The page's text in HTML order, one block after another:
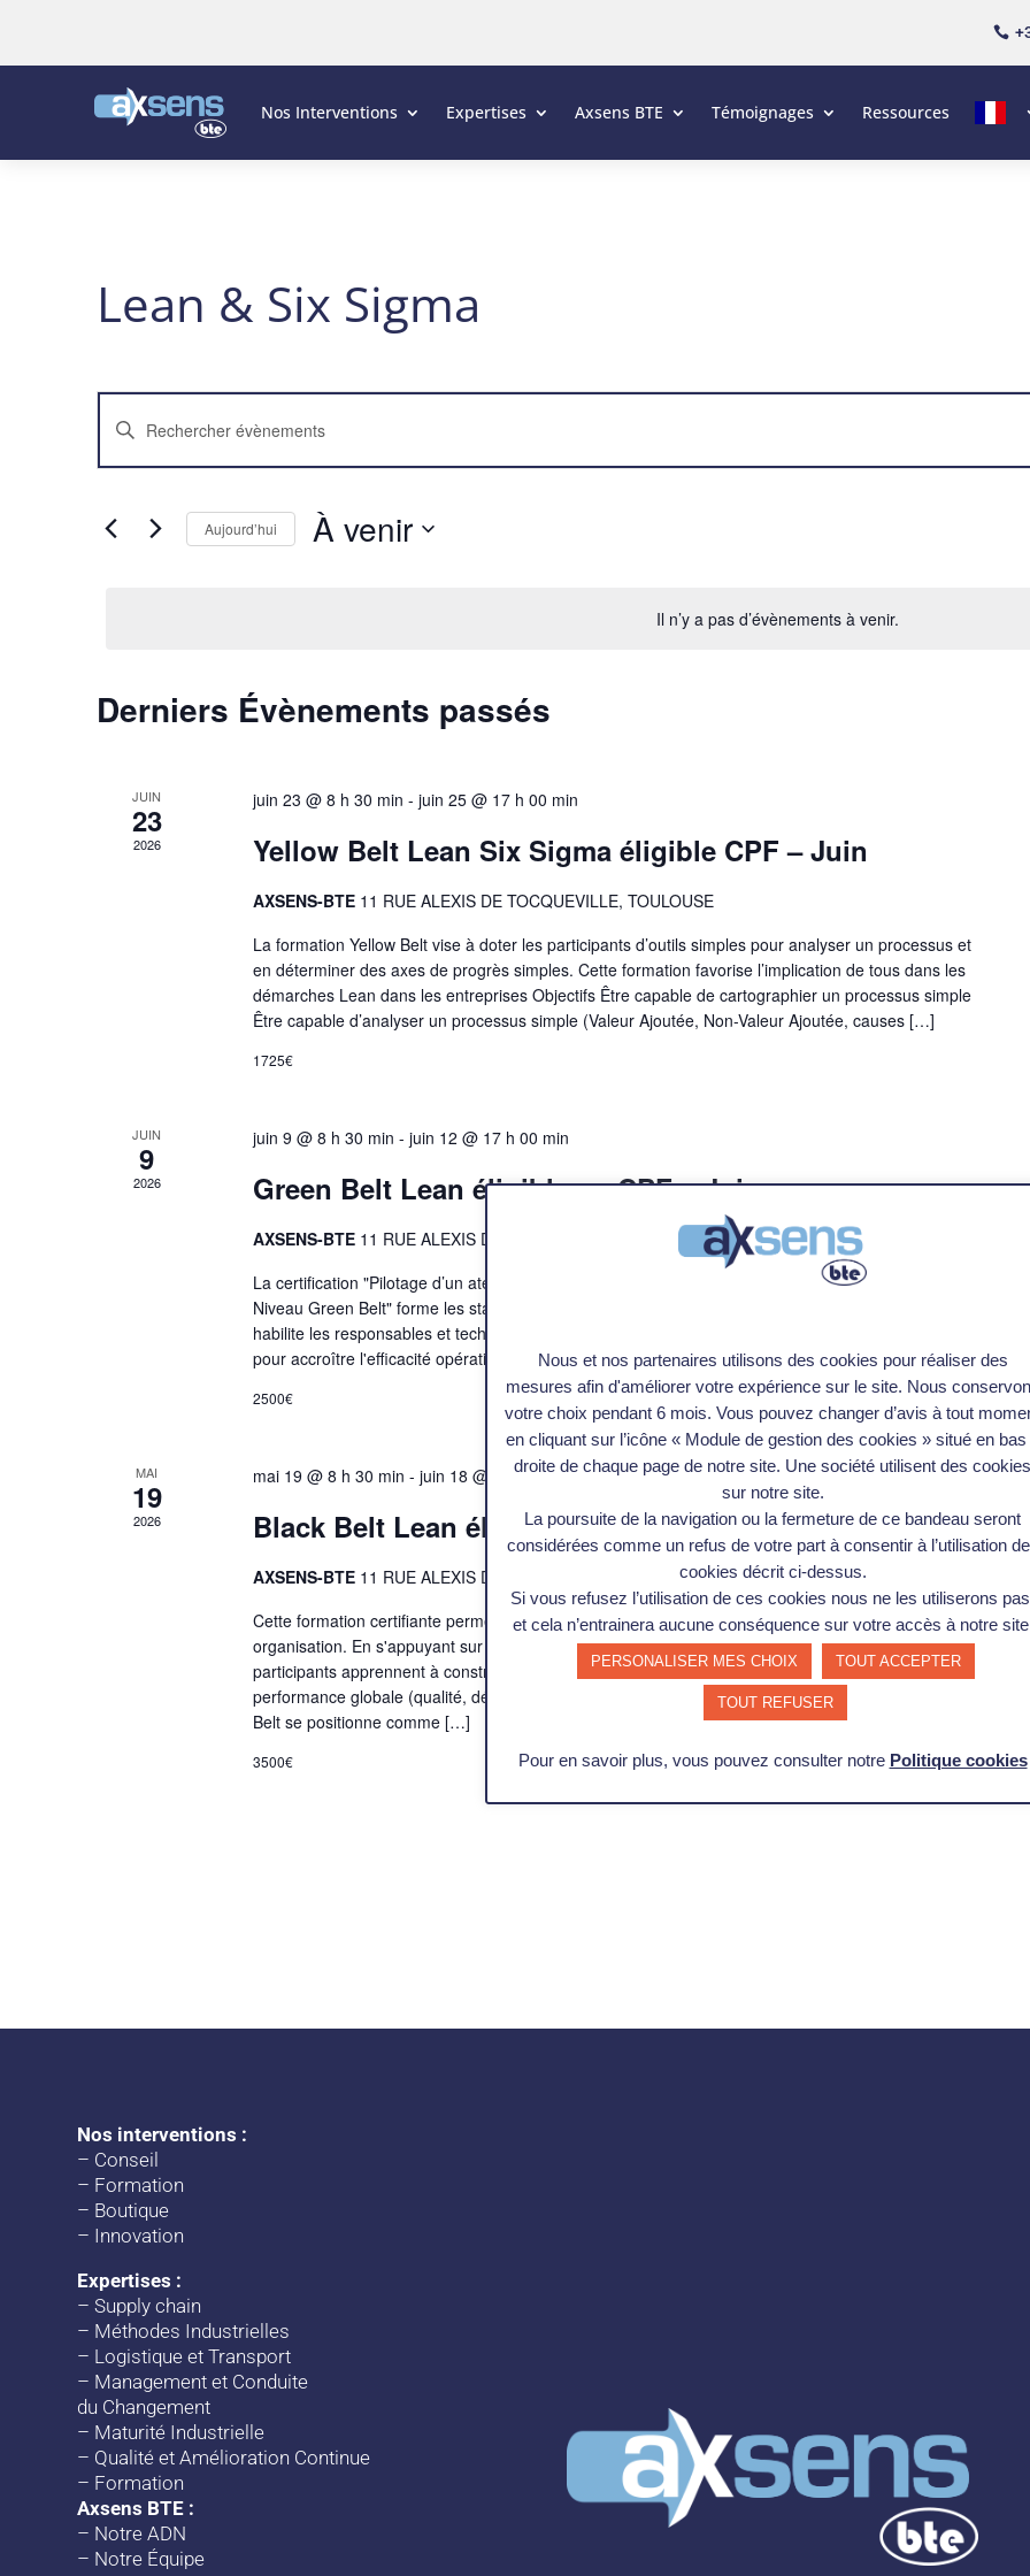

Nos Interventions Expertises Axsens BTE Témoignages Ressources
Lean & Six Sigma
Il n’y a pas d’évènements à venir.
Recherche
et
navigation
vues
Évènements
Saisir
mot-
clé.
Évènements
par
Aujourd’hui À venir
Derniers Évènements passés
JUIN
23
2026
juin 23 @ 8 h 30 min - juin 25 @ 17 h 00 min
Yellow Belt Lean Six Sigma éligible CPF – Juin
AXSENS-BTE 11 RUE ALEXIS DE TOCQUEVILLE, TOULOUSE
La formation Yellow Belt vise à doter les participants d’outils simples pour analyser un processus et
en déterminer des axes de progrès simples. Cette formation favorise l’implication de tous dans les
démarches Lean dans les entreprises Objectifs Être capable de cartographier un processus simple
Être capable d’analyser un processus simple (Valeur Ajoutée, Non-Valeur Ajoutée, causes […]
1725€
JUIN
9
2026
juin 9 @ 8 h 30 min - juin 12 @ 17 h 00 min
Green Belt Lean éligible au CPF – Juin
AXSENS-BTE 11 RUE ALEXIS DE TOCQUEVILLE, TOULOUSE
La certification "Pilotage d’un atelier d’amélioration de la performance avec les outils du Lean -
Niveau Green Belt" forme les stagiaires à optimiser les processus grâce aux principes du Lean. Elle
habilite les responsables et techniciens à diriger des ateliers d'amélioration, du simple au complexe,
pour accroître l'efficacité opérationnelle et la compétitivité des entreprises. […]
2500€
MAI
19
2026
mai 19 @ 8 h 30 min - juin 18 @ 17 h 00 min
Black Belt Lean éligible au CPF – Mai Juin
AXSENS-BTE 11 RUE ALEXIS DE TOCQUEVILLE, TOULOUSE
Cette formation certifiante permet de piloter un programme d'amélioration Lean à l’échelle d’une
organisation. En s'appuyant sur des diagnostics précis et des outils avancés du Lean, les
participants apprennent à construire et animer une roadmap de transformation pour améliorer la
performance globale (qualité, délais, coûts, efficience, motivation, environnement). Le niveau Black
Belt se positionne comme […]
3500€
Nos interventions :
– Conseil
– Formation
– Boutique
– Innovation
Expertises :
–Supply chain
– Méthodes Industrielles
– Logistique et Transport
– Management et Conduite
du Changement
– Maturité Industrielle
– Qualité et Amélioration Continue
– Formation
Axsens BTE :
– Notre ADN
– Notre Équipe
Nous et nos partenaires utilisons des cookies pour réaliser des
mesures afin d'améliorer votre expérience sur le site. Nous
votre choix pendant 6 mois. Vous pouvez changer d’avis à tout
en cliquant sur l’icône « Module de gestion des cookies » situé en bas
droite de chaque page de notre site. Une société utilisent des cookies
sur notre site.
La poursuite de la navigation ou la fermeture de ce bandeau seront
considérées comme un refus de votre part à consentir à l’utilisation
cookies décrit ci-dessus.
Si vous refusez l’utilisation de ces cookies nous ne les utiliserons
et cela n’entrainera aucune conséquence sur votre accès à notre
PERSONALISER MES CHOIX TOUT ACCEPTER
TOUT REFUSER
Pour en savoir plus, vous pouvez consulter notre Politique cookies